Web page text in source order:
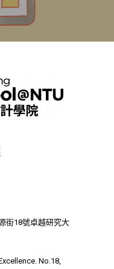
街18號卓越研究大
No.18,